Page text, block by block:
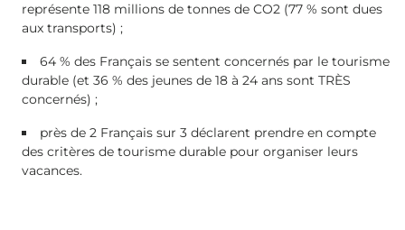
représente 118 millions de tonnes de CO2 (77 % sont dues
aux transports) ;
64 % des Français se sentent concernés par le tourisme
durable (et 36 % des jeunes de 18 à 24 ans sont TRÈS
concernés) ;
près de 2 Français sur 3 déclarent prendre en compte
des critères de tourisme durable pour organiser leurs
vacances.